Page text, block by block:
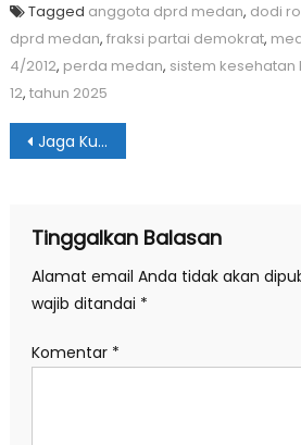
Tagged anggota dprd medan, dodi
dprd medan, fraksi partai demokrat,
4/2012, perda medan, sistem
12, tahun 2025
Navigasi
Jaga Kualitas Air, Tirtanadi Cuci Reservoir 2 IPAM Sunggal
Tinggalkan Balasan
Alamat email Anda tidak akan
wajib ditandai *
Komentar *